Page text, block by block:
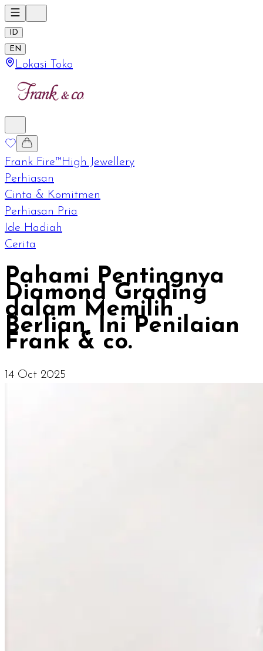
ID
EN
Lokasi Toko
Frank Fire™High Jewellery
Perhiasan
Cinta & Komitmen
Perhiasan Pria
Ide Hadiah
Cerita
Pahami Pentingnya
Diamond Grading
dalam Memilih
Berlian, Ini Penilaian
Frank & co.
14 Oct 2025